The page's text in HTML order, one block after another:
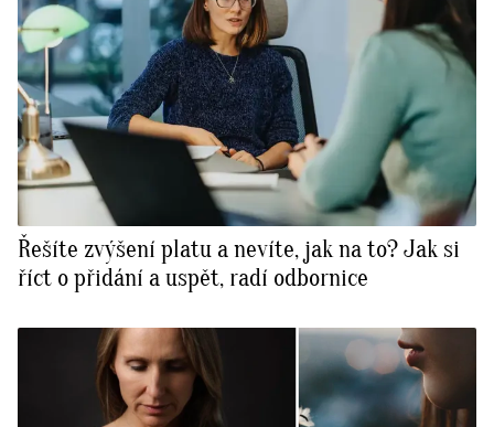
Řešíte zvýšení platu a nevíte, jak na to? Jak si
říct o přidání a uspět, radí odbornice